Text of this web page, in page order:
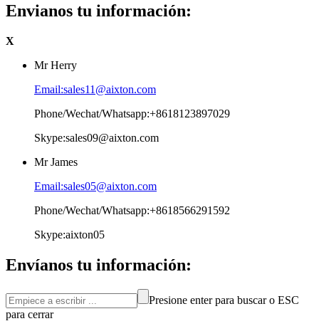
Envianos tu información:
X
Mr Herry
Email:sales11@aixton.com
Phone/Wechat/Whatsapp:+8618123897029
Skype:sales09@aixton.com
Mr James
Email:sales05@aixton.com
Phone/Wechat/Whatsapp:+8618566291592
Skype:aixton05
Envíanos tu información:
Presione enter para buscar o ESC
para cerrar